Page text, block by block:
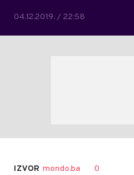
04.12.2019. / 22:58
IZVOR mondo.ba 0